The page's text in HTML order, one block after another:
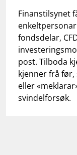
notifications_noneAbonner
Finanstilsynet
fondsdelar,
post. Tilboda
kjenner frå før,
eller
svindelforsøk.